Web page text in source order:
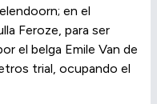
en el
Feroze, para ser
el belga Emile Van de
trial, ocupando el